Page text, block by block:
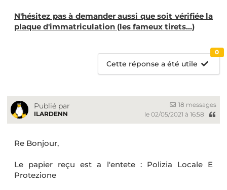
N'hésitez pas à demander aussi que soit vérifiée la
plaque d'immatriculation (les fameux tirets...)
Cette réponse a été utile
0
Publié par
ILARDENN
18 messages
le 02/05/2021 à 16:58
Re Bonjour,
Le papier reçu est a l'entete : Polizia Locale E
Protezione